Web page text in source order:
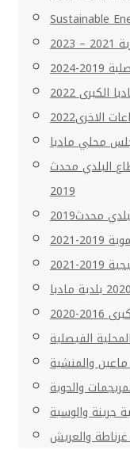
Sustainable
2024
الكبرى 2022
الاخرى2022
محلي مادبا
البلدي محدث
2019
محدث2019
2021
2020
الفيصلية
ماعين والمنشية
والحوية
جرينة والوسية
غرناطة والعريش